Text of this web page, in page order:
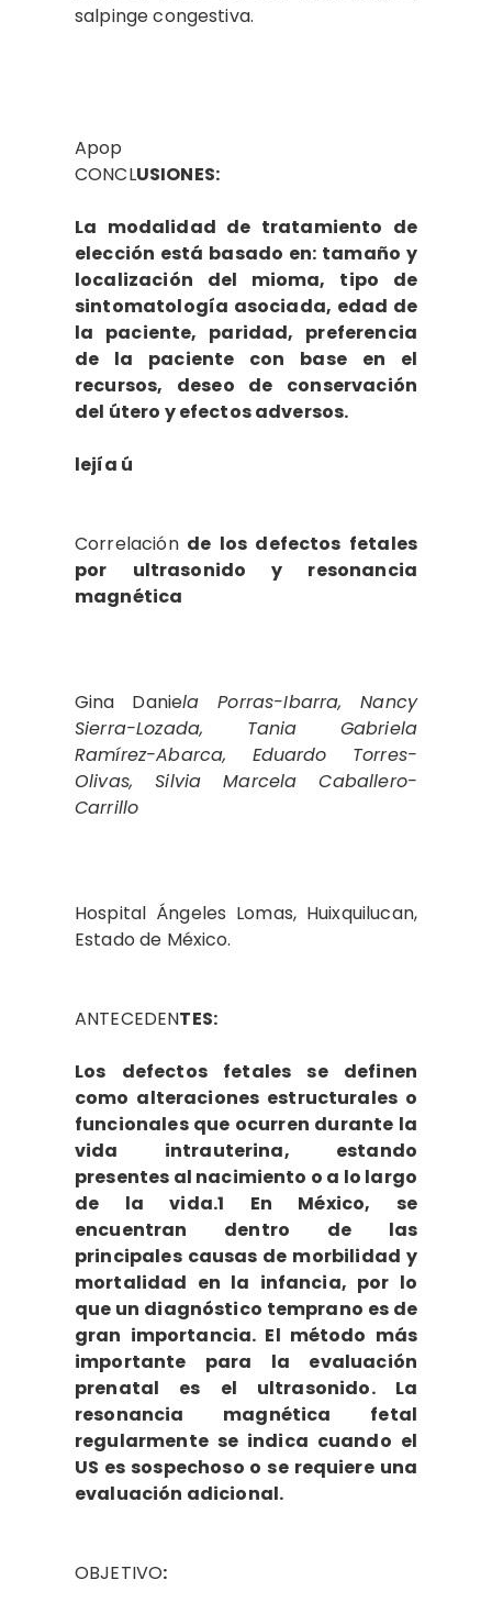
salpinge congestiva.
Apop
CONCLUSIONES:
La modalidad de tratamiento de
elección está basado en: tamaño y
localización del mioma, tipo de
sintomatología asociada, edad de
la paciente, paridad, preferencia
de la paciente con base en el
recursos, deseo de conservación
del útero y efectos adversos.
lejía ú
Correlaciónde los defectos fetales
por ultrasonido y resonancia
magnética
Gina Daniela Porras-Ibarra, Nancy
Sierra-Lozada, Tania Gabriela
Ramírez-Abarca, Eduardo Torres-
Olivas, Silvia Marcela Caballero-
Carrillo
Hospital Ángeles Lomas, Huixquilucan,
Estado de México.
ANTECEDENTES:
Los defectos fetales se definen
como alteraciones estructurales o
funcionales que ocurren durante la
vida intrauterina, estando
presentes al nacimiento o a lo largo
de la vida.1 En México, se
encuentran dentro de las
principales causas de morbilidad y
mortalidad en la infancia, por lo
que un diagnóstico temprano es de
gran importancia. El método más
importante para la evaluación
prenatal es el ultrasonido. La
resonancia magnética fetal
regularmente se indica cuando el
US es sospechoso o se requiere una
evaluación adicional.
OBJETIVO: